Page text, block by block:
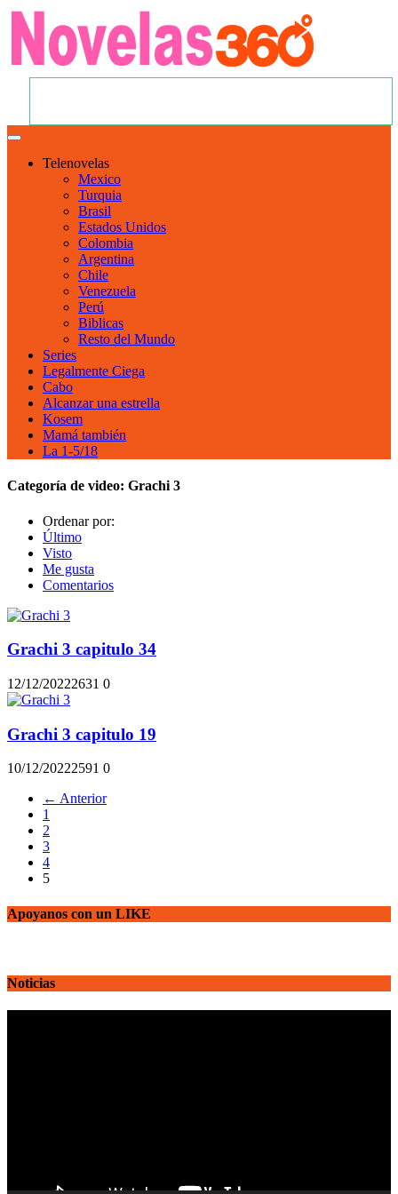
Telenovelas
Mexico
Turquia
Brasil
Estados Unidos
Colombia
Argentina
Chile
Venezuela
Perú
Biblicas
Resto del Mundo
Series
Legalmente Ciega
Cabo
Alcanzar una estrella
Kosem
Mamá también
La 1-5/18
Categoría de video: Grachi 3
Ordenar por:
Último
Visto
Me gusta
Comentarios
Grachi 3 capitulo 34
12/12/20222631 0
Grachi 3 capitulo 19
10/12/20222591 0
← Anterior
1
2
3
4
5
Apoyanos con un LIKE
Noticias